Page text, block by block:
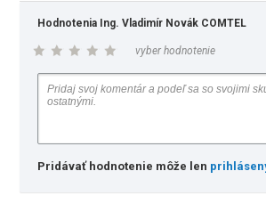
Hodnotenia Ing. Vladimír Novák COMTEL
vyber hodnotenie
Pridávať hodnotenie môže len